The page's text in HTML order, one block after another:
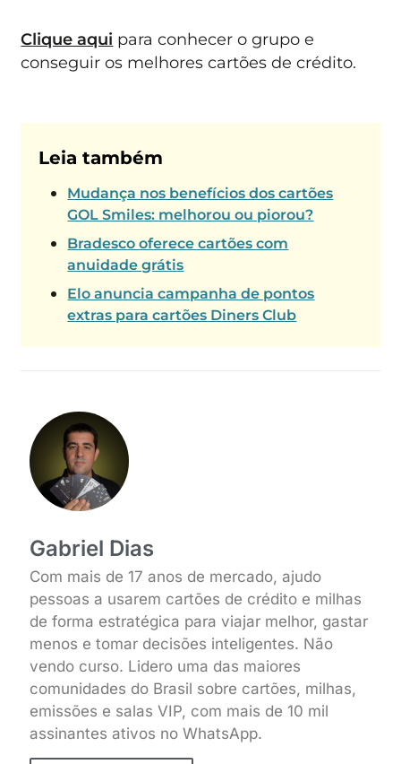
Clique aqui para conhecer o grupo e
conseguir os melhores cartões de crédito.
Leia também
Mudança nos benefícios dos cartões
GOL Smiles: melhorou ou piorou?
Bradesco oferece cartões com
anuidade grátis
Elo anuncia campanha de pontos
extras para cartões Diners Club
Gabriel Dias
Com mais de 17 anos de mercado, ajudo
pessoas a usarem cartões de crédito e milhas
de forma estratégica para viajar melhor, gastar
menos e tomar decisões inteligentes. Não
vendo curso. Lidero uma das maiores
comunidades do Brasil sobre cartões, milhas,
emissões e salas VIP, com mais de 10 mil
assinantes ativos no WhatsApp.